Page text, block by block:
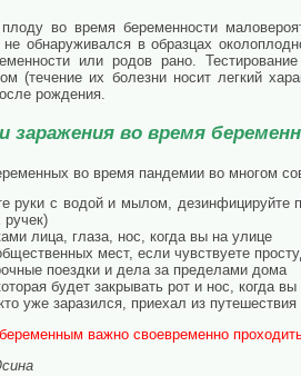
во время беременности
не обнаруживался в образцах
или родов рано.
(течение их болезни носит легкий
рождения.
заражения во время
во время пандемии во многом
руки с водой и мылом, дезинфицируйте
лица, глаза, нос, когда вы на улице
мест, если чувствуете
поездки и дела за пределами дома
будет закрывать рот и нос, когда
уже заразился, приехал из
важно своевременно